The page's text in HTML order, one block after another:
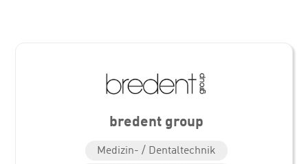
bredent group
Medizin- / Dentaltechnik